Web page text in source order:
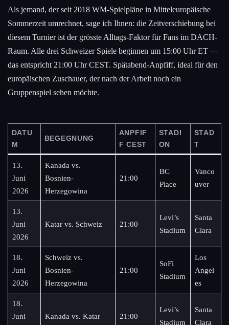
Als jemand, der seit 2018 WM-Spielpläne in Mitteleuropäische
Sommerzeit umrechnet, sage ich Ihnen: die Zeitverschiebung bei
diesem Turnier ist der grösste Alltags-Faktor für Fans im DACH-
Raum. Alle drei Schweizer Spiele beginnen um 15:00 Uhr ET —
das entspricht 21:00 Uhr CEST. Spätabend-Anpfiff, ideal für den
europäischen Zuschauer, der nach der Arbeit noch ein
Gruppenspiel sehen möchte.
DATU
M
BEGEGNUNG
ANPFIF
F CEST
STADI
ON
STAD
T
13.
Juni
2026
Kanada vs.
Bosnien-
Herzegowina
21:00
BC
Place
Vanco
uver
13.
Juni
2026
Katar vs. Schweiz 21:00
Levi’s
Stadium
Santa
Clara
18.
Juni
2026
Schweiz vs.
Bosnien-
Herzegowina
21:00
SoFi
Stadium
Los
Angel
es
18.
Juni
Kanada vs. Katar 21:00
Levi’s
Stadium
Santa
Clara